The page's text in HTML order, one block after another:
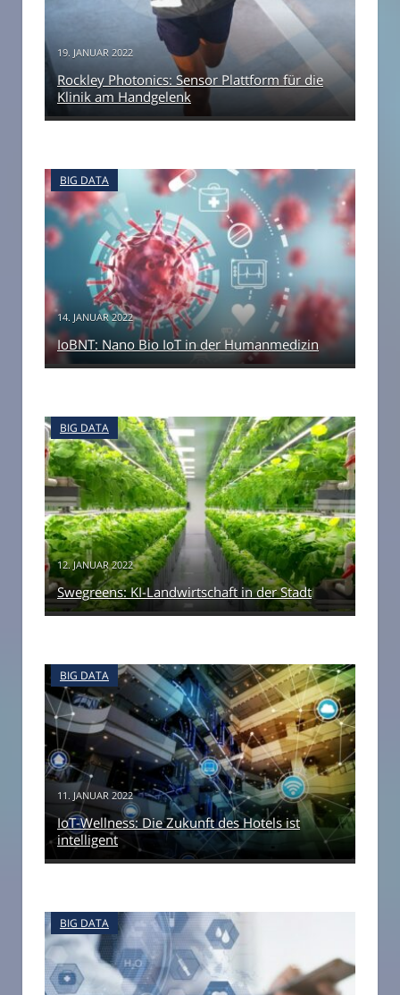
19. JANUAR 2022
Rockley Photonics: Sensor Plattform für die
Klinik am Handgelenk
BIG DATA
14. JANUAR 2022
IoBNT: Nano Bio IoT in der Humanmedizin
BIG DATA
12. JANUAR 2022
Swegreens: KI-Landwirtschaft in der Stadt
BIG DATA
11. JANUAR 2022
IoT-Wellness: Die Zukunft des Hotels ist
intelligent
BIG DATA